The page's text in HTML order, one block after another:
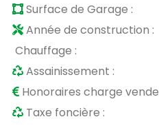
Surface de Garage :
Année de construction :
Chauffage :
Assainissement :
Honoraires charge
Taxe foncière :